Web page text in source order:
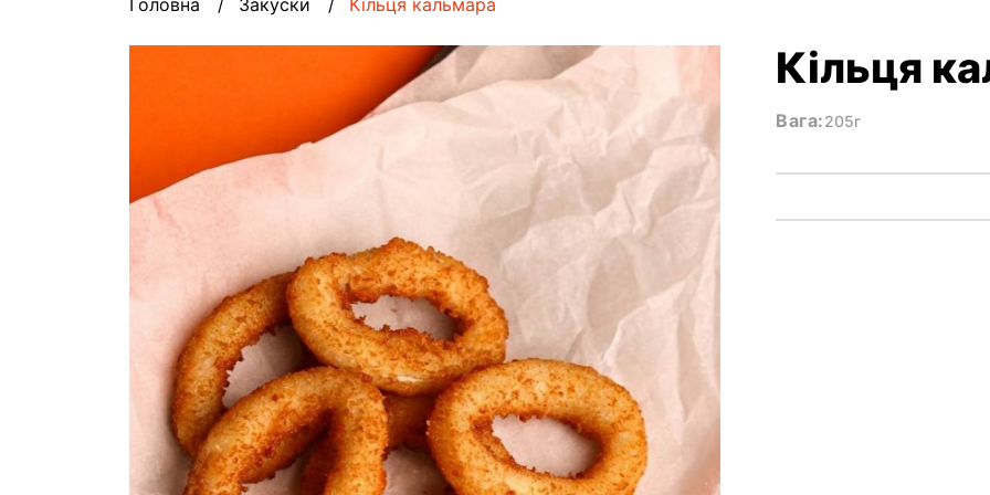
Головна Закуски Кільця кальмара
Кільця
Вага:205г